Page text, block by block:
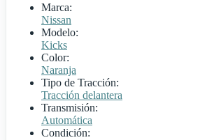
Marca:
Nissan
Modelo:
Kicks
Color:
Naranja
Tipo de Tracción:
Tracción delantera
Transmisión:
Automática
Condición: